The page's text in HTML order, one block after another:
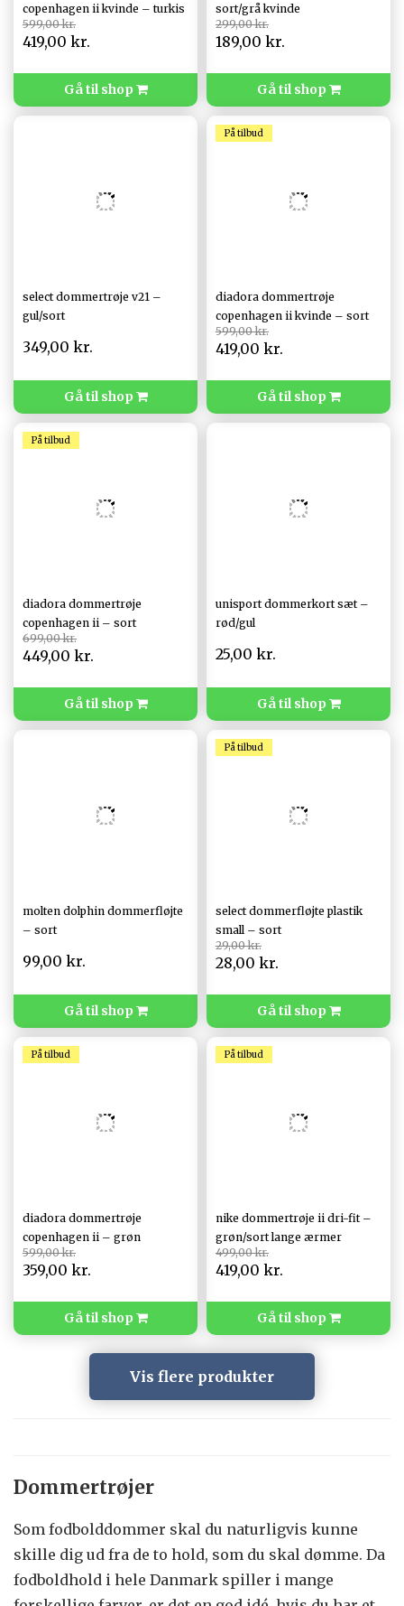
copenhagen ii kvinde – turkis
599,00 kr.
419,00 kr.
Gå til shop
sort/grå kvinde
299,00 kr.
189,00 kr.
Gå til shop
select dommertrøje v21 –
gul/sort
349,00 kr.
Gå til shop
På tilbud
diadora dommertrøje
copenhagen ii kvinde – sort
599,00 kr.
419,00 kr.
Gå til shop
På tilbud
diadora dommertrøje
copenhagen ii – sort
699,00 kr.
449,00 kr.
Gå til shop
unisport dommerkort sæt –
rød/gul
25,00 kr.
Gå til shop
molten dolphin dommerfløjte
– sort
99,00 kr.
Gå til shop
På tilbud
select dommerfløjte plastik
small – sort
29,00 kr.
28,00 kr.
Gå til shop
På tilbud
diadora dommertrøje
copenhagen ii – grøn
599,00 kr.
359,00 kr.
Gå til shop
På tilbud
nike dommertrøje ii dri-fit –
grøn/sort lange ærmer
499,00 kr.
419,00 kr.
Gå til shop
Vis flere produkter
Dommertrøjer
Som fodbolddommer skal du naturligvis kunne
skille dig ud fra de to hold, som du skal dømme. Da
fodboldhold i hele Danmark spiller i mange